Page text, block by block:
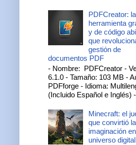
PDFCreator: la
herramienta
y de código
que
gestión de
documentos PDF
- Nombre: PDFCreator -
6.1.0 - Tamaño: 103 MB -
PDFforge - Idioma:
(Incluido Español e Inglés)
Minecraft: el
que convirtió la
imaginación
universo digital